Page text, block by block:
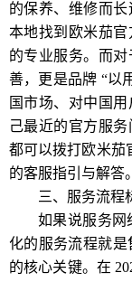
的保养、维修而
本地找到欧米茄
的专业服务。而
善，更是品牌 “以
国市场、对中国
己最近的官方服
都可以拨打欧米茄
的客服指引与解答。
三、服务流程
如果说服务网
化的服务流程就是
的核心关键。在